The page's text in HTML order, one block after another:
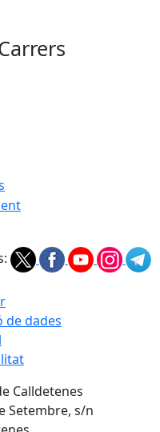
de dades
Calldetenes
Setembre, s/n